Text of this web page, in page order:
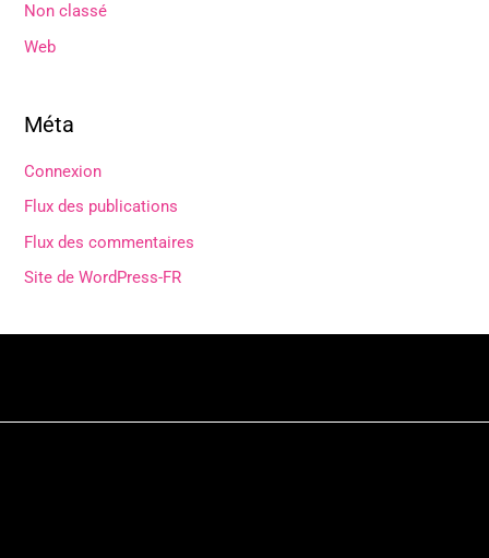
Non classé
Web
Méta
Connexion
Flux des publications
Flux des commentaires
Site de WordPress-FR